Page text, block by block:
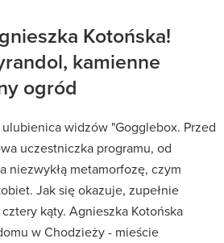
Kotońska!
kamienne
ogród
widzów "Gogglebox. Przed
uczestniczka programu, od
niezwykłą metamorfozę, czym
Jak się okazuje, zupełnie
kąty. Agnieszka Kotońska
w Chodzieży - mieście